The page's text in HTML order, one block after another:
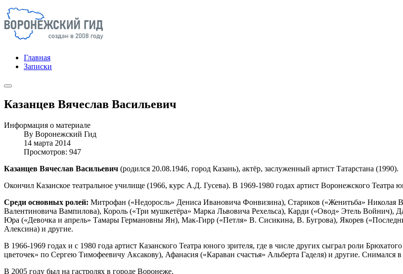
Главная
Записки
Казанцев Вячеслав Васильевич
Информация о материале
By Воронежский Гид
14 марта 2014
Просмотров: 947
Казанцев Вячеслав Васильевич (родился 20.08.1946, город Казань), актёр, заслуженный артист Татарстана (1990).
Окончил Казанское театральное училище (1966, курс А.Д. Гусева). В 1969-1980 годах артист Воронежского Театра
Среди основных ролей: Митрофан («Недоросль» Дениса Ивановича Фонвизина), Стариков («Женитьба» Николая
Валентиновича Вампилова), Король («Три мушкетёра» Марка Львовича Рехельса), Карди («Овод» Этель Войнич),
Юра («Девочка и апрель» Тамары Германовны Ян), Мак-Гирр («Петля» В. Сисикина, В. Бугрова), Якорев
Алексина) и другие.
В 1966-1969 годах и с 1980 года артист Казанского Театра юного зрителя, где в числе других сыграл роли
цветочек» по Сергею Тимофеевичу Аксакову), Афанасия («Караван счастья» Альберта Гаделя) и другие. Снимался
В 2005 году был на гастролях в городе Воронеже.